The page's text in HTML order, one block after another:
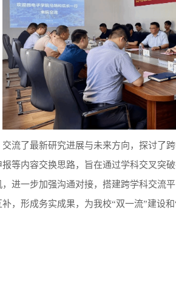
流了最新研究进展与未来方向，探讨了
等内容交换思路，旨在通过学科交叉突破
进一步加强沟通对接，搭建跨学科交流
，形成务实成果，为我校“双一流”建设和